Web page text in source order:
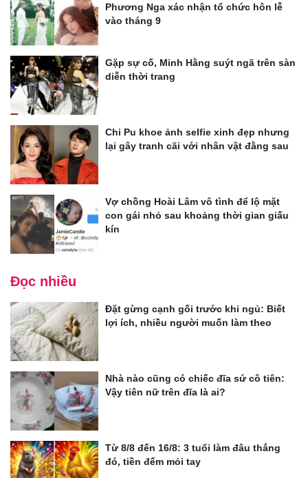
Phương Nga xác nhận tổ chức hôn lễ
vào tháng 9
Gặp sự cố, Minh Hằng suýt ngã trên sàn
diễn thời trang
Chi Pu khoe ảnh selfie xinh đẹp nhưng
lại gây tranh cãi với nhân vật đằng sau
Vợ chồng Hoài Lâm vô tình để lộ mặt
con gái nhỏ sau khoảng thời gian giấu
kín
Đọc nhiều
Đặt gừng cạnh gối trước khi ngủ: Biết
lợi ích, nhiều người muốn làm theo
Nhà nào cũng có chiếc đĩa sứ cô tiên:
Vậy tiên nữ trên đĩa là ai?
Từ 8/8 đến 16/8: 3 tuổi làm đâu thắng
đó, tiền đếm mỏi tay